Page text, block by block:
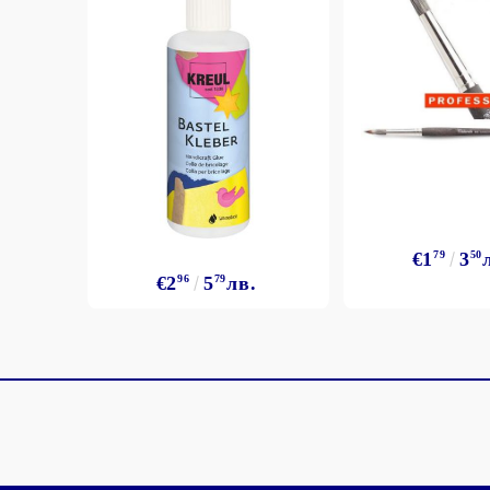
€296 579лв.
€179 350